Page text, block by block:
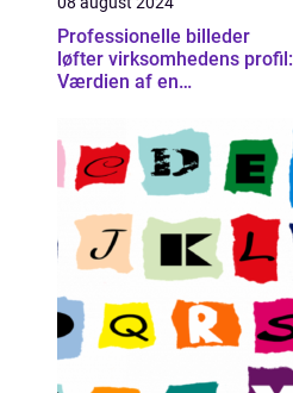
Professionelle billeder
løfter virksomhedens profil:
Værdien af en